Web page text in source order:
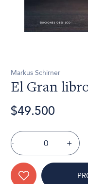
Markus Schirner
El Gran
$49.500
- +